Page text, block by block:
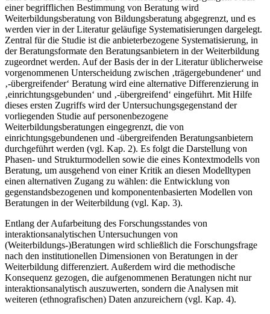
einer begrifflichen Bestimmung von Beratung wird
Weiterbildungsberatung von Bildungsberatung abgegrenzt, und es
werden vier in der Literatur geläufige Systematisierungen dargelegt.
Zentral für die Studie ist die anbieterbezogene Systematisierung, in
der Beratungsformate den Beratungsanbietern in der Weiterbildung
zugeordnet werden. Auf der Basis der in der Literatur üblicherweise
vorgenommenen Unterscheidung zwischen ‚trägergebundener‘ und
‚-übergreifender‘ Beratung wird eine alternative Differenzierung in
‚einrichtungsgebunden‘ und ‚-übergreifend‘ eingeführt. Mit Hilfe
dieses ersten Zugriffs wird der Untersuchungsgegenstand der
vorliegenden Studie auf personenbezogene
Weiterbildungsberatungen eingegrenzt, die von
einrichtungsgebundenen und -übergreifenden Beratungsanbietern
durchgeführt werden (vgl. Kap. 2). Es folgt die Darstellung von
Phasen- und Strukturmodellen sowie die eines Kontextmodells von
Beratung, um ausgehend von einer Kritik an diesen Modelltypen
einen alternativen Zugang zu wählen: die Entwicklung von
gegenstandsbezogenen und komponentenbasierten Modellen von
Beratungen in der Weiterbildung (vgl. Kap. 3).
Entlang der Aufarbeitung des Forschungsstandes von
interaktionsanalytischen Untersuchungen von
(Weiterbildungs-)Beratungen wird schließlich die Forschungsfrage
nach den institutionellen Dimensionen von Beratungen in der
Weiterbildung differenziert. Außerdem wird die methodische
Konsequenz gezogen, die aufgenommenen Beratungen nicht nur
interaktionsanalytisch auszuwerten, sondern die Analysen mit
weiteren (ethnografischen) Daten anzureichern (vgl. Kap. 4).